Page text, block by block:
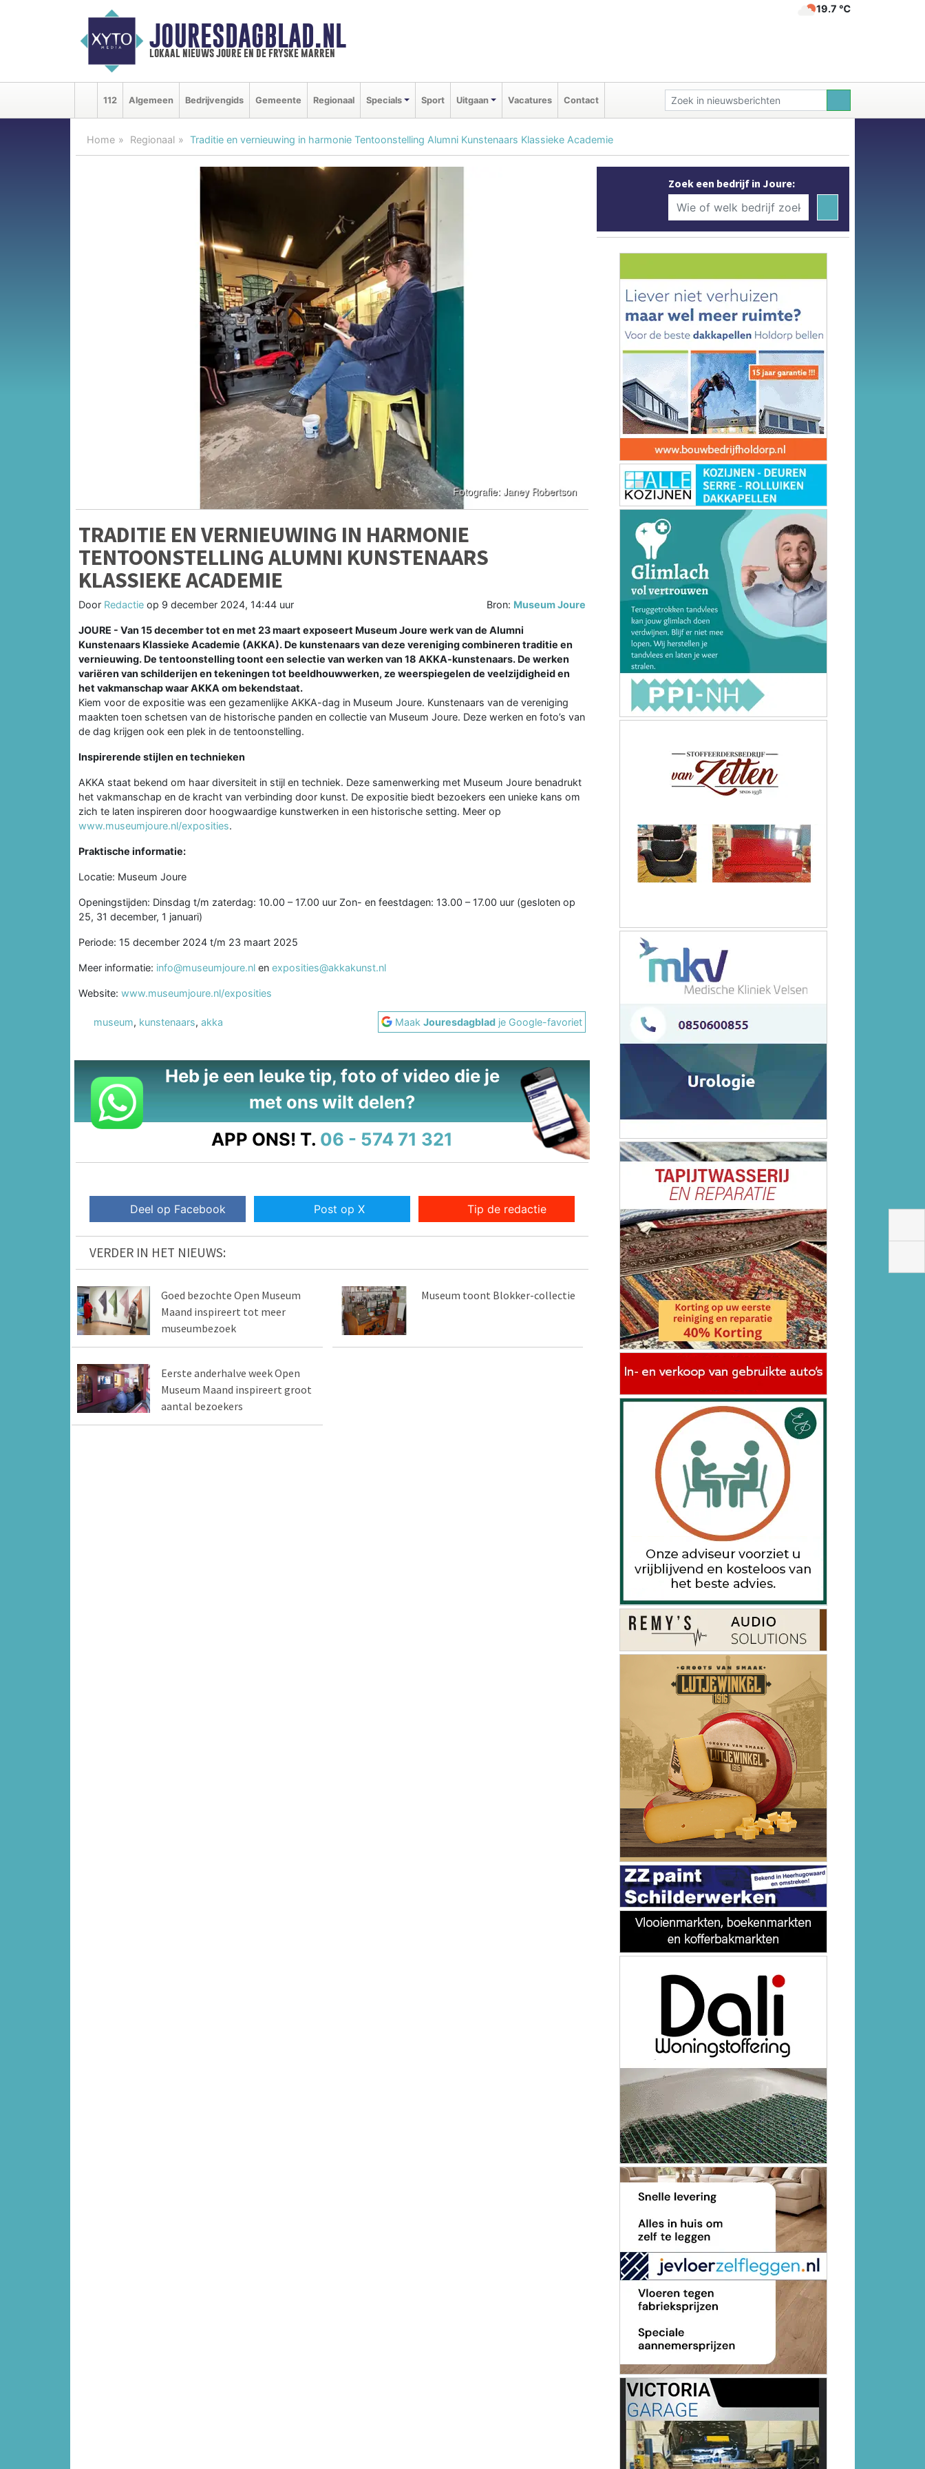
JOURESDAGBLAD.NL
lokaal nieuws joure en de fryske marren
19.7 ℃
112 Algemeen Bedrijvengids Gemeente Regionaal Specials Sport Uitgaan Vacatures Contact
Home Regionaal Traditie en vernieuwing in harmonie Tentoonstelling Alumni Kunstenaars Klassieke Academie
TRADITIE EN VERNIEUWING IN HARMONIE
TENTOONSTELLING ALUMNI KUNSTENAARS
KLASSIEKE ACADEMIE
Door Redactie op 9 december 2024, 14:44 uur Bron: Museum Joure
JOURE - Van 15 december tot en met 23 maart exposeert Museum Joure werk van de Alumni
Kunstenaars Klassieke Academie (AKKA). De kunstenaars van deze vereniging combineren traditie en
vernieuwing. De tentoonstelling toont een selectie van werken van 18 AKKA-kunstenaars. De werken
variëren van schilderijen en tekeningen tot beeldhouwwerken, ze weerspiegelen de veelzijdigheid en
het vakmanschap waar AKKA om bekendstaat.
Kiem voor de expositie was een gezamenlijke AKKA-dag in Museum Joure. Kunstenaars van de vereniging
maakten toen schetsen van de historische panden en collectie van Museum Joure. Deze werken en foto’s van
de dag krijgen ook een plek in de tentoonstelling.
Inspirerende stijlen en technieken
AKKA staat bekend om haar diversiteit in stijl en techniek. Deze samenwerking met Museum Joure benadrukt
het vakmanschap en de kracht van verbinding door kunst. De expositie biedt bezoekers een unieke kans om
zich te laten inspireren door hoogwaardige kunstwerken in een historische setting. Meer op
www.museumjoure.nl/exposities.
Praktische informatie:
Locatie: Museum Joure
Openingstijden: Dinsdag t/m zaterdag: 10.00 – 17.00 uur Zon- en feestdagen: 13.00 – 17.00 uur (gesloten op
25, 31 december, 1 januari)
Periode: 15 december 2024 t/m 23 maart 2025
Meer informatie: info@museumjoure.nl en exposities@akkakunst.nl
Website: www.museumjoure.nl/exposities
museum, kunstenaars, akka MaakJouresdagblad je Google-favoriet
Heb je een leuke tip, foto of video die je
met ons wilt delen?
APP ONS! T. 06 - 574 71 321
Deel op Facebook Post op X Tip de redactie
VERDER IN HET NIEUWS:
Goed bezochte Open Museum
Maand inspireert tot meer
museumbezoek
Museum toont Blokker-collectie
Eerste anderhalve week Open
Museum Maand inspireert groot
aantal bezoekers
Zoek een bedrijf in Joure: